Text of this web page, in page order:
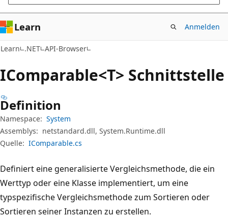
Learn Anmelden
Learn .NET API-Browser
IComparable<T> Schnittstelle
Definition
Namespace: System
Assemblys: netstandard.dll, System.Runtime.dll
Quelle: IComparable.cs
Definiert eine generalisierte Vergleichsmethode, die ein
Werttyp oder eine Klasse implementiert, um eine
typspezifische Vergleichsmethode zum Sortieren oder
Sortieren seiner Instanzen zu erstellen.